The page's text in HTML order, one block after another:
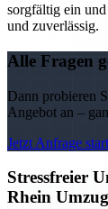
sorgfältig ein
und zuverlässig.
Alle Fragen
Dann probieren
Angebot an –
Jetzt Anfrage
Stressfreier
Rhein